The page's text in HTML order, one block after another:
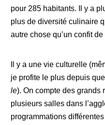
pour 285 habitants. Il y a
plus de diversité culinaire
autre chose qu’un confit de
Il y a une vie culturelle
je profite le plus depuis
le). On compte des grands
plusieurs salles dans
programmations